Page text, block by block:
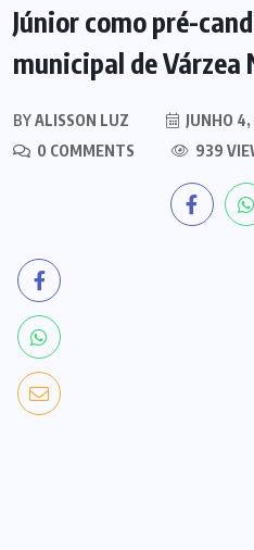
Júnior como pré-
municipal de Várzea
BYALISSON LUZ
JUNHO
0 COMMENTS
939